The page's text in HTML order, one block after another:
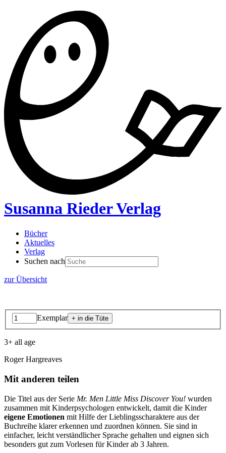
Susanna Rieder Verlag
Bücher
Aktuelles
Verlag
Suchen nach
zur Übersicht
Exemplar
3+ all age
Roger Hargreaves
Mit anderen teilen
Die Titel aus der Serie Mr. Men Little Miss Discover You! wurden
zusammen mit Kinderpsychologen entwickelt, damit die Kinder
eigene Emotionen mit Hilfe der Lieblingsscharaktere aus der
Buchreihe klarer erkennen und zuordnen können. Sie sind in
einfacher, leicht verständlicher Sprache gehalten und eignen sich
besonders gut zum Vorlesen für Kinder ab 3 Jahren.